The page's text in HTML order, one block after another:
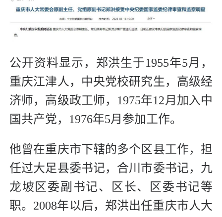
公开资料显示，郑洪生于1955年5月，
重庆江津人，中央党校研究生，高级经
济师，高级政工师，1975年12月加入中
国共产党，1976年5月参加工作。
他曾在重庆市下辖的多个区县工作，担
任过大足县委书记，合川市委书记，九
龙坡区委副书记、区长、区委书记等
职。2008年以后，郑洪出任重庆市人大